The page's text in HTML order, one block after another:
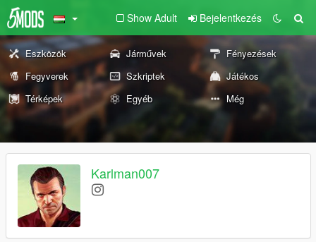
Show Adult Bejelentkezés
Eszközök Járművek
Fényezések
Fegyverek
Szkriptek
Játékos
Térképek
Egyéb Még
Karlman007